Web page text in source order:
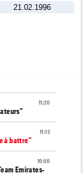
21.02.1996
11:20
11:13
à battre"
10:50
Emirates-